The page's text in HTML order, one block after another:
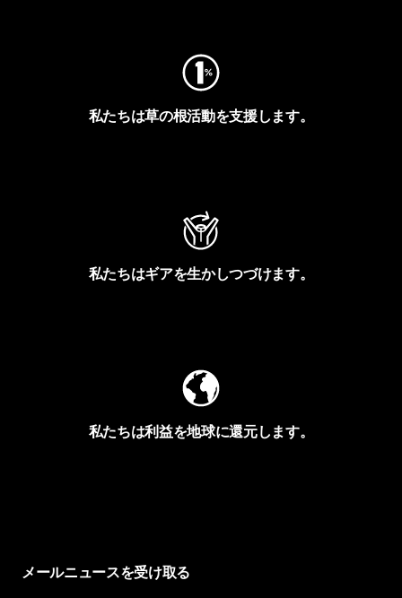
私たちは草の根活動を支援します。
私たちはギアを生かしつづけます。
私たちは利益を地球に還元します。
メールニュースを受け取る